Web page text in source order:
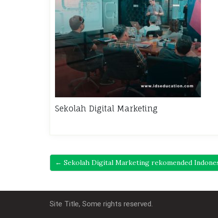
Sekolah Digital Marketing
← Sekolah Digital Marketing rekomended
Site Title, Some rights reserved.